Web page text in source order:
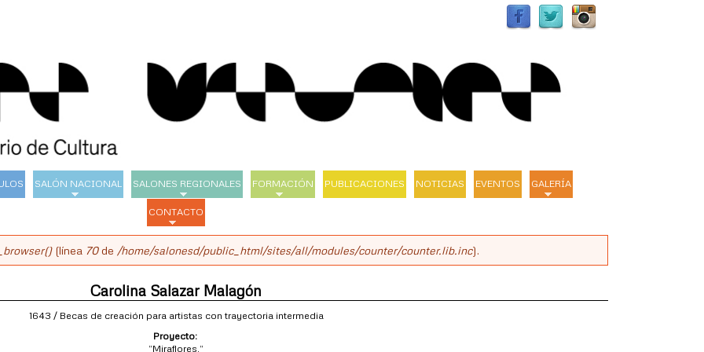
SALÓN NACIONAL SALONES REGIONALES FORMACIÓN PUBLICACIONES NOTICIAS EVENTOS GALERÍA
CONTACTO
(línea 70de /home/salonesd/public_html/sites/all/modules/counter/counter.lib.inc).
Carolina Salazar Malagón
1643 / Becas de creación para artistas con trayectoria intermedia
Proyecto:
“Miraflores.”